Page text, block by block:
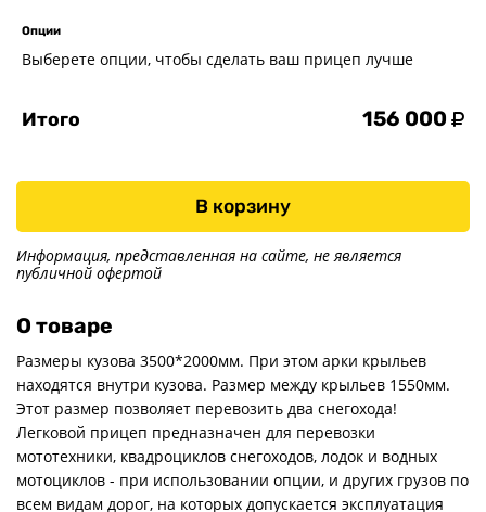
Опции
Выберете опции, чтобы сделать ваш прицеп лучше
Итого 156 000
В корзину
Информация, представленная на сайте, не является
публичной офертой
О товаре
Размеры кузова 3500*2000мм. При этом арки крыльев
находятся внутри кузова. Размер между крыльев 1550мм.
Этот размер позволяет перевозить два снегохода!
Легковой прицеп предназначен для перевозки
мототехники, квадроциклов снегоходов, лодок и водных
мотоциклов - при использовании опции, и других грузов по
всем видам дорог, на которых допускается эксплуатация